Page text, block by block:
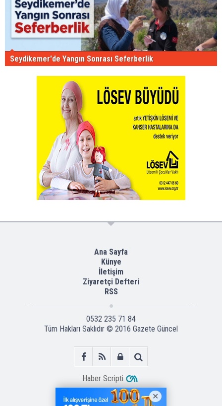
Seydikemer'de Yangın Sonrası Seferberlik
Ana Sayfa
Künye
İletişim
Ziyaretçi Defteri
RSS
0532 235 71 84
Tüm Hakları Saklıdır © 2016 Gazete Güncel
Haber Scripti